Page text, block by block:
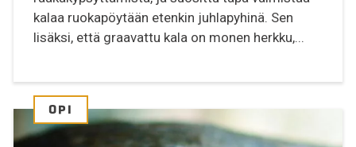
kalaa ruokapöytään etenkin juhlapyhinä. Sen
lisäksi, että graavattu kala on monen herkku,...
OPI